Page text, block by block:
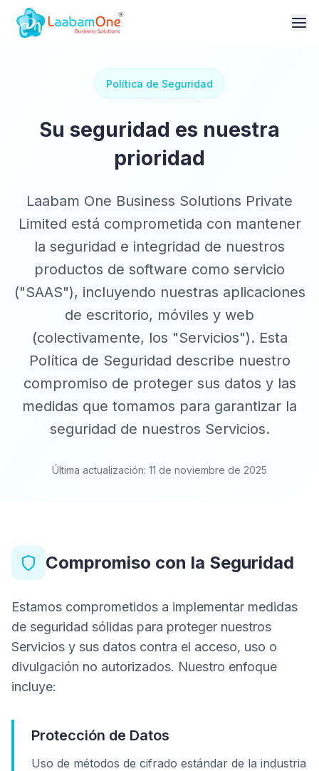
Política de Seguridad
Su seguridad es nuestra
prioridad
Laabam One Business Solutions Private
Limited está comprometida con mantener
la seguridad e integridad de nuestros
productos de software como servicio
("SAAS"), incluyendo nuestras aplicaciones
de escritorio, móviles y web
(colectivamente, los "Servicios"). Esta
Política de Seguridad describe nuestro
compromiso de proteger sus datos y las
medidas que tomamos para garantizar la
seguridad de nuestros Servicios.
Última actualización: 11 de noviembre de 2025
Compromiso con la Seguridad
Estamos comprometidos a implementar medidas
de seguridad sólidas para proteger nuestros
Servicios y sus datos contra el acceso, uso o
divulgación no autorizados. Nuestro enfoque
incluye:
Protección de Datos
Uso de métodos de cifrado estándar de la industria